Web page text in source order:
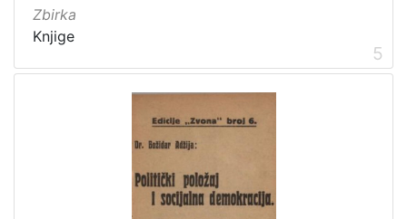
Zbirka
Knjige
5